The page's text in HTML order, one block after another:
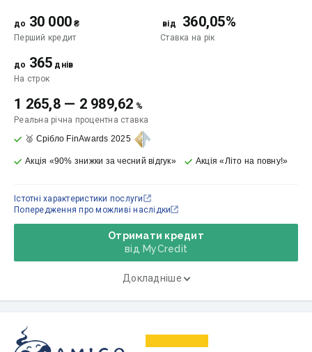
до 30 000 ₴
Перший кредит
від 360,05%
Ставка на рік
до 365 днів
На строк
1 265,8— 2 989,62 %
Реальна річна процентна ставка
Отримати кредит
від MyСredit
Докладніше
🥈 Срібло FinAwards 2025
Акція «90% знижки за чесний відгук» Акція «Літо на повну!»
Істотні характеристики послуги
Попередження про можливі наслідки